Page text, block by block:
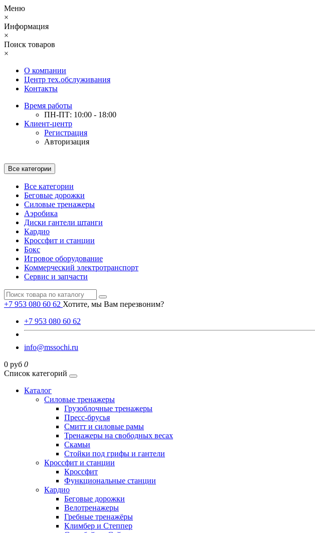
Меню
×
Информация
×
Поиск товаров
×
О компании
Центр тех.обслуживания
Контакты
Время работы
ПН-ПТ: 10:00 - 18:00
Клиент-центр
Регистрация
Авторизация
Все категории
Все категории
Беговые дорожки
Силовые тренажеры
Аэробика
Диски гантели штанги
Кардио
Кроссфит и станции
Бокс
Игровое оборудование
Коммерческий электротранспорт
Сервис и запчасти
+7 953 080 60 62 Хотите, мы Вам перезвоним?
+7 953 080 60 62
info@mssochi.ru
0 руб 0
Список категорий
Каталог
Силовые тренажеры
Грузоблочные тренажеры
Пресс-брусья
Смитт и силовые рамы
Тренажеры на свободных весах
Скамьи
Стойки под грифы и гантели
Кроссфит и станции
Кроссфит
Функциональные станции
Кардио
Беговые дорожки
Велотренажеры
Гребные тренажёры
Климбер и Степпер